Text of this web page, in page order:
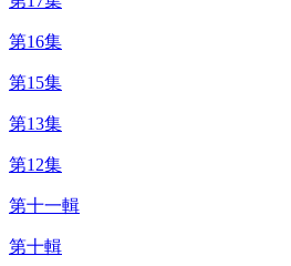
第16集
第15集
第13集
第12集
第十一輯
第十輯